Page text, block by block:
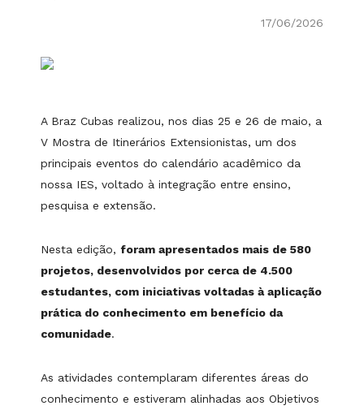
17/06/2026
A Braz Cubas realizou, nos dias 25 e 26 de maio, a
V Mostra de Itinerários Extensionistas, um dos
principais eventos do calendário acadêmico da
nossa IES, voltado à integração entre ensino,
pesquisa e extensão.
Nesta edição, foram apresentados mais de 580
projetos, desenvolvidos por cerca de 4.500
estudantes, com iniciativas voltadas à aplicação
prática do conhecimento em benefício da
comunidade.
As atividades contemplaram diferentes áreas do
conhecimento e estiveram alinhadas aos Objetivos